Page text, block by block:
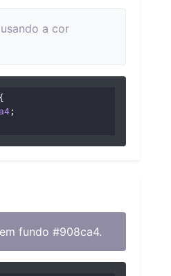
a cor
;
fundo #908ca4.